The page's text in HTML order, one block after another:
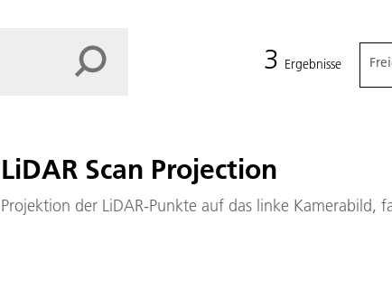
3 Ergebnisse
LiDAR Scan Projection
Projektion der LiDAR-Punkte auf das linke Kamerabild,